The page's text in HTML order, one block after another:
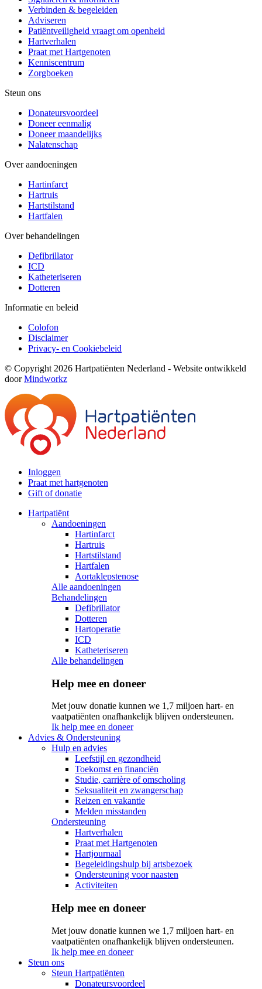
Verbinden & begeleiden
Adviseren
Patiëntveiligheid vraagt om openheid
Hartverhalen
Praat met Hartgenoten
Kenniscentrum
Zorgboeken
Steun ons
Donateursvoordeel
Doneer eenmalig
Doneer maandelijks
Nalatenschap
Over aandoeningen
Hartinfarct
Hartruis
Hartstilstand
Hartfalen
Over behandelingen
Defibrillator
ICD
Katheteriseren
Dotteren
Informatie en beleid
Colofon
Disclaimer
Privacy- en Cookiebeleid
© Copyright 2026 Hartpatiënten Nederland - Website ontwikkeld
doorMindworkz
Inloggen
Praat met hartgenoten
Gift of donatie
Hartpatiënt
Aandoeningen
Hartinfarct
Hartruis
Hartstilstand
Hartfalen
Aortaklepstenose
Alle aandoeningen
Behandelingen
Defibrillator
Dotteren
Hartoperatie
ICD
Katheteriseren
Alle behandelingen
Help mee en doneer
Met jouw donatie kunnen we 1,7 miljoen hart- en
vaatpatiënten onafhankelijk blijven ondersteunen.
Ik help mee en doneer
Advies & Ondersteuning
Hulp en advies
Leefstijl en gezondheid
Toekomst en financiën
Studie, carrière of omscholing
Seksualiteit en zwangerschap
Reizen en vakantie
Melden misstanden
Ondersteuning
Hartverhalen
Praat met Hartgenoten
Hartjournaal
Begeleidingshulp bij artsbezoek
Ondersteuning voor naasten
Activiteiten
Help mee en doneer
Met jouw donatie kunnen we 1,7 miljoen hart- en
vaatpatiënten onafhankelijk blijven ondersteunen.
Ik help mee en doneer
Steun ons
Steun Hartpatiënten
Donateursvoordeel